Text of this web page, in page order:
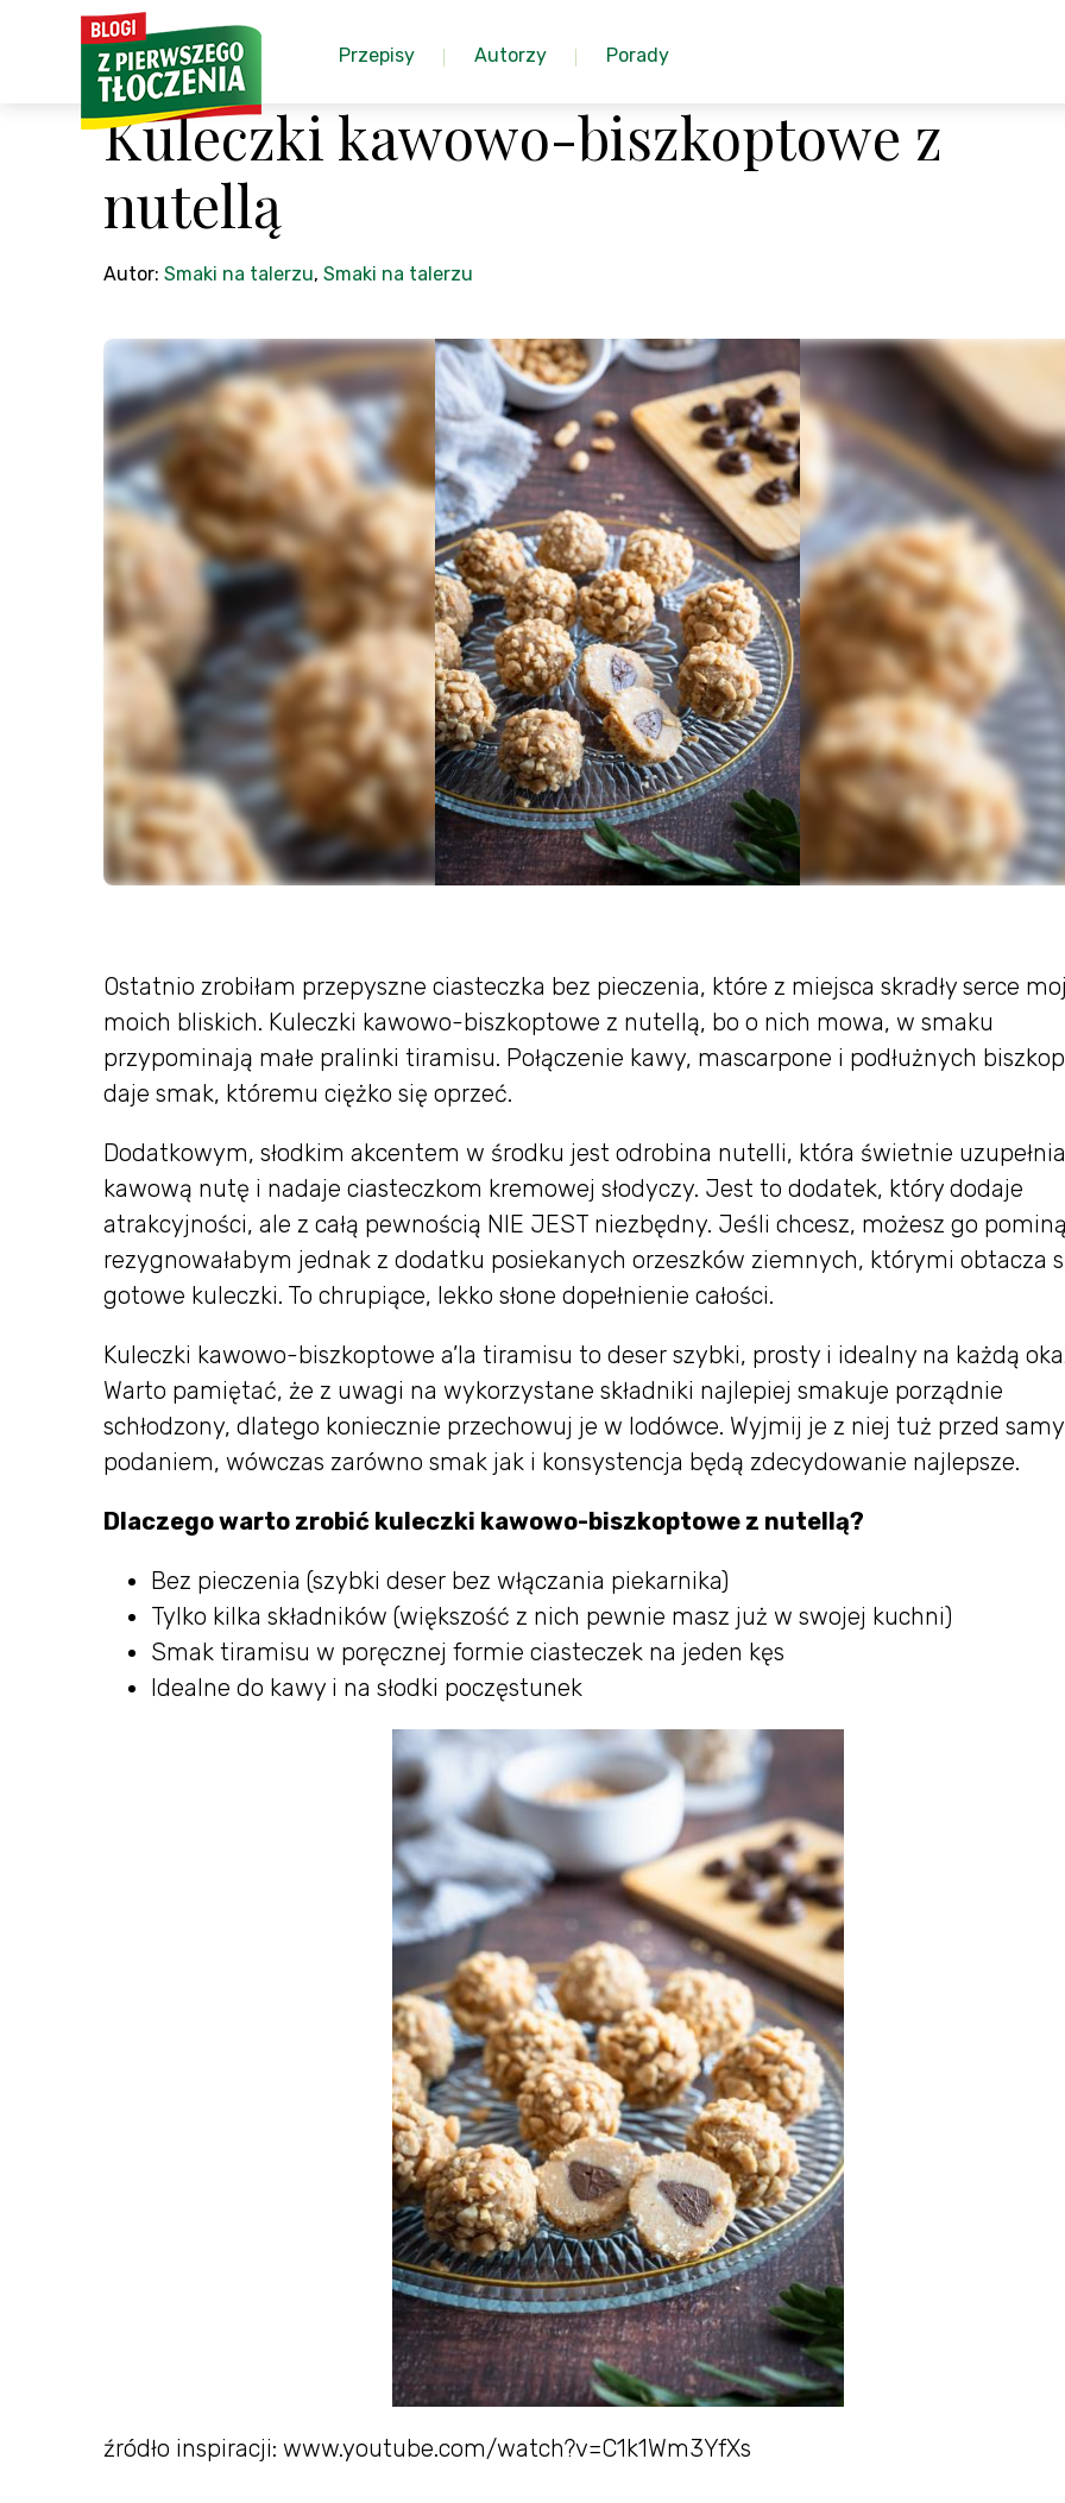
Przepisy Autorzy Porady
Kuleczki kawowo-biszkoptowe z
nutellą
Autor: Smaki na talerzu, Smaki na talerzu
Ostatnio zrobiłam przepyszne ciasteczka bez pieczenia, które z miejsca skradły serce
moich bliskich. Kuleczki kawowo-biszkoptowe z nutellą, bo o nich mowa, w smaku
przypominają małe pralinki tiramisu. Połączenie kawy, mascarpone i podłużnych
daje smak, któremu ciężko się oprzeć.
Dodatkowym, słodkim akcentem w środku jest odrobina nutelli, która świetnie uzupełnia
kawową nutę i nadaje ciasteczkom kremowej słodyczy. Jest to dodatek, który dodaje
atrakcyjności, ale z całą pewnością NIE JEST niezbędny. Jeśli chcesz, możesz go
rezygnowałabym jednak z dodatku posiekanych orzeszków ziemnych, którymi obtacza
gotowe kuleczki. To chrupiące, lekko słone dopełnienie całości.
Kuleczki kawowo-biszkoptowe a’la tiramisu to deser szybki, prosty i idealny na każdą
Warto pamiętać, że z uwagi na wykorzystane składniki najlepiej smakuje porządnie
schłodzony, dlatego koniecznie przechowuj je w lodówce. Wyjmij je z niej tuż przed
podaniem, wówczas zarówno smak jak i konsystencja będą zdecydowanie najlepsze.
Dlaczego warto zrobić kuleczki kawowo-biszkoptowe z nutellą?
Bez pieczenia (szybki deser bez włączania piekarnika)
Tylko kilka składników (większość z nich pewnie masz już w swojej kuchni)
Smak tiramisu w poręcznej formie ciasteczek na jeden kęs
Idealne do kawy i na słodki poczęstunek
źródło inspiracji: www.youtube.com/watch?v=C1k1Wm3YfXs